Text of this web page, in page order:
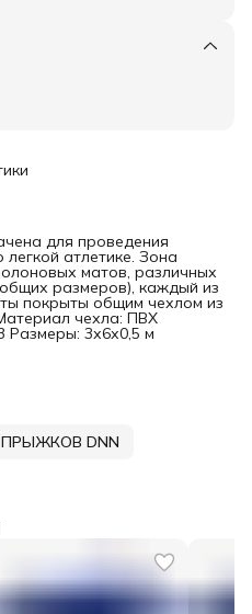
для проведения
атлетике. Зона
матов, различных
размеров), каждый из
покрыты общим чехлом из
чехла: ПВХ
Размеры: 3х6х0,5 м
DNN